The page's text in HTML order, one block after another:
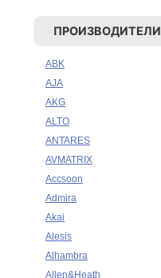
ПРОИЗВОДИТЕЛИ
ABK
AJA
AKG
ALTO
ANTARES
AVMATRIX
Accsoon
Admira
Akai
Alesis
Alhambra
Allen&Heath